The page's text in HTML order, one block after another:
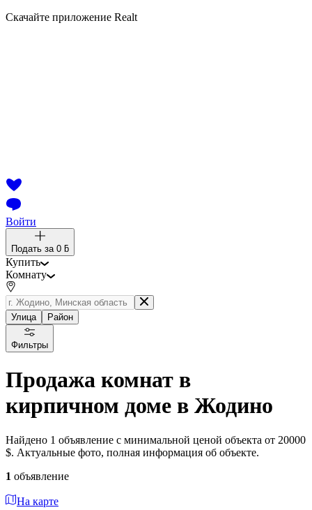
Скачайте приложение Realt
Войти
Подать за 0 ƃ
Купить
Комнату
Улица Район
Фильтры
Продажа комнат в
кирпичном доме в Жодино
Найдено 1 объявление с минимальной ценой объекта от 20000
$. Актуальные фото, полная информация об объекте.
1 объявление
На карте